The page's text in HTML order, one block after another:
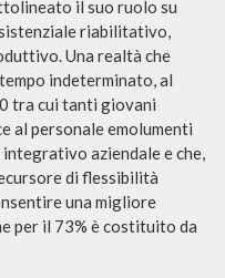
il suo ruolo su
riabilitativo,
Una realtà che
indeterminato, al
tra cui tanti giovani
al personale emolumenti
aziendale e che,
di flessibilità
una migliore
per il 73% è costituito da